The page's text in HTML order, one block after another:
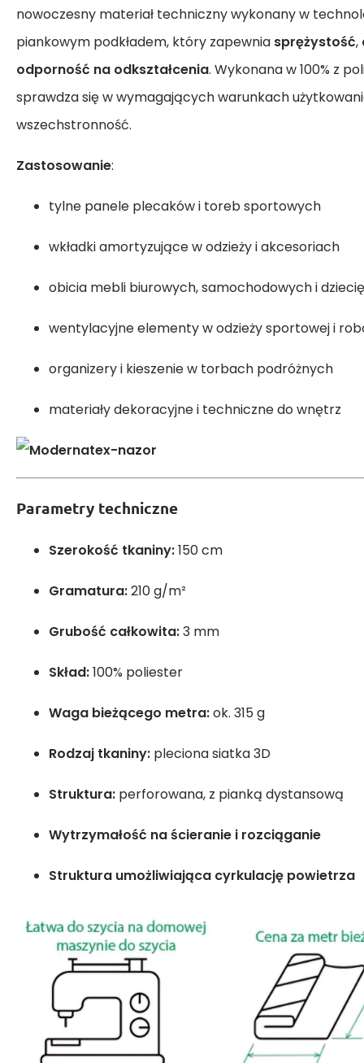
nowoczesny materiał techniczny wykonany w
piankowym podkładem, który zapewnia sprężystość,
odporność na odkształcenia. Wykonana w 100% z
sprawdza się w wymagających warunkach
wszechstronność.
Zastosowanie:
tylne panele plecaków i toreb sportowych
wkładki amortyzujące w odzieży i akcesoriach
obicia mebli biurowych, samochodowych i
wentylacyjne elementy w odzieży sportowej i
organizery i kieszenie w torbach podróżnych
materiały dekoracyjne i techniczne do wnętrz
Parametry techniczne
Szerokość tkaniny:150 cm
Gramatura:210 g/m²
Grubość całkowita:3 mm
Skład:100% poliester
Waga bieżącego metra:ok. 315 g
Rodzaj tkaniny: pleciona siatka 3D
Struktura: perforowana, z pianką dystansową
Wytrzymałość na ścieranie i rozciąganie
Struktura umożliwiająca cyrkulację powietrza